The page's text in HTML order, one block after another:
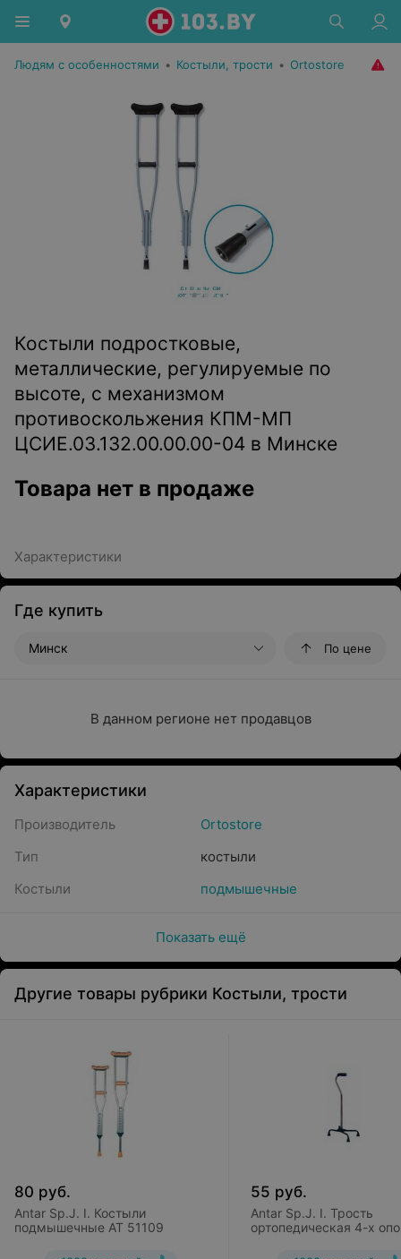
Людям с особенностями • Костыли, трости • Ortostore
Костыли подростковые,
металлические, регулируемые по
высоте, с механизмом
противоскольжения КПМ-МП
ЦСИЕ.03.132.00.00.00-04 в Минске
Товара нет в продаже
Характеристики
Где купить
Минск По цене
В данном регионе нет продавцов
Характеристики
Производитель
Ortostore
Тип
костыли
Костыли
подмышечные
Показать ещё
Другие товары рубрики Костыли, трости
80 руб.
Antar Sp.J. I. Костыли
подмышечные АТ 51109
55 руб.
Antar Sp.J. I. Трость
ортопедическая 4-х